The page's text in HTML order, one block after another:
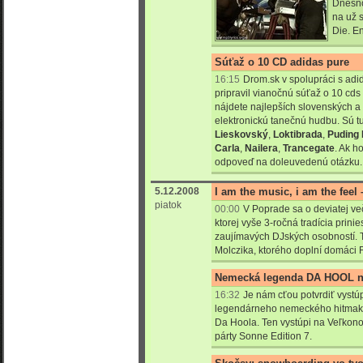
na už
Die.
Súťaž o 10 CD adidas pure
16:15 Drom.sk v spolupráci s
pripravil vianočnú súťaž o 10
nájdete najlepších slovenských
elektronickú tanečnú hudbu. Sú
Lieskovský, Loktibrada, Puding
Carla, Nailera, Trancegate. Ak
odpoveď na doleuvedenú otázku.
5.12.2008
piatok
I am the music, i am the
00:00 V Poprade sa o deviatej
ktorej vyše 3-ročná tradícia
zaujímavých DJských osobností.
Molczika, ktorého doplní domáci
Nemecká legenda DA HOOL
16:32 Je nám cťou potvrdiť
legendárneho nemeckého
Da Hoola. Ten vystúpi na
párty Sonne Edition 7.